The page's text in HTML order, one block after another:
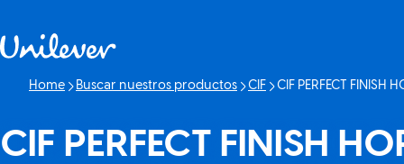
Home Buscar nuestros productos CIF
Página actual:
CIF PERFECT FINISH
CIF PERFECT FINISH